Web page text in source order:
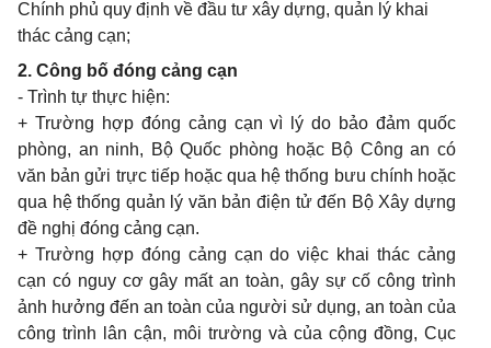
Chính phủ quy định về đầu tư xây dựng, quản lý khai
thác cảng cạn;
2. Công bố đóng cảng cạn
- Trình tự thực hiện:
+ Trường hợp đóng cảng cạn vì lý do bảo đảm quốc
phòng, an ninh, Bộ Quốc phòng hoặc Bộ Công an có
văn bản gửi trực tiếp hoặc qua hệ thống bưu chính hoặc
qua hệ thống quản lý văn bản điện tử đến Bộ Xây dựng
đề nghị đóng cảng cạn.
+ Trường hợp đóng cảng cạn do việc khai thác cảng
cạn có nguy cơ gây mất an toàn, gây sự cố công trình
ảnh hưởng đến an toàn của người sử dụng, an toàn của
công trình lân cận, môi trường và của cộng đồng, Cục